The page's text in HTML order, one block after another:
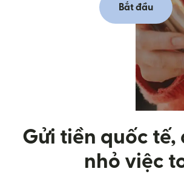
Bắt đầu
Gửi tiền quốc tế,
nhỏ việc